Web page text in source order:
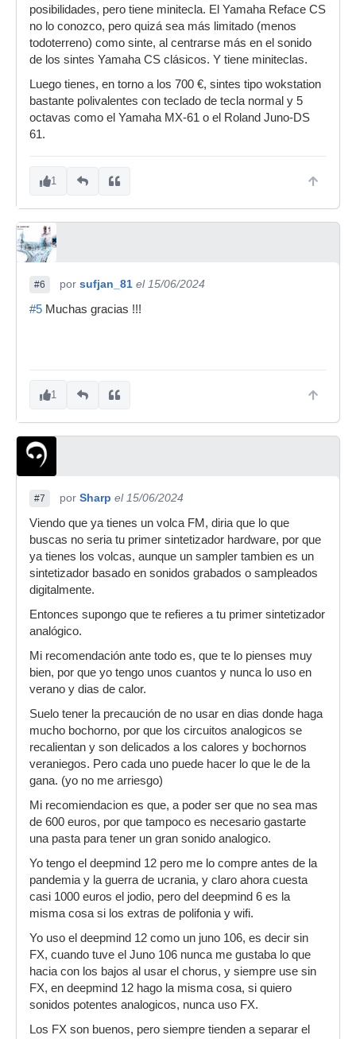
posibilidades, pero tiene minitecla. El Yamaha Reface CS
no lo conozco, pero quizá sea más limitado (menos
todoterreno) como sinte, al centrarse más en el sonido
de los sintes Yamaha CS clásicos. Y tiene miniteclas.
Luego tienes, en torno a los 700 €, sintes tipo wokstation
bastante polivalentes con teclado de tecla normal y 5
octavas como el Yamaha MX-61 o el Roland Juno-DS
61.
1
#6 por sufjan_81 el 15/06/2024
#5 Muchas gracias !!!
1
#7 por Sharp el 15/06/2024
Viendo que ya tienes un volca FM, diria que lo que
buscas no seria tu primer sintetizador hardware, por que
ya tienes los volcas, aunque un sampler tambien es un
sintetizador basado en sonidos grabados o sampleados
digitalmente.
Entonces supongo que te refieres a tu primer sintetizador
analógico.
Mi recomendación ante todo es, que te lo pienses muy
bien, por que yo tengo unos cuantos y nunca lo uso en
verano y dias de calor.
Suelo tener la precaución de no usar en dias donde haga
mucho bochorno, por que los circuitos analogicos se
recalientan y son delicados a los calores y bochornos
veraniegos. Pero cada uno puede hacer lo que le de la
gana. (yo no me arriesgo)
Mi recomiendacion es que, a poder ser que no sea mas
de 600 euros, por que tampoco es necesario gastarte
una pasta para tener un gran sonido analogico.
Yo tengo el deepmind 12 pero me lo compre antes de la
pandemia y la guerra de ucrania, y claro ahora cuesta
casi 1000 euros el jodio, pero del deepmind 6 es la
misma cosa si los extras de polifonia y wifi.
Yo uso el deepmind 12 como un juno 106, es decir sin
FX, cuando tuve el Juno 106 nunca me gustaba lo que
hacia con los bajos al usar el chorus, y siempre use sin
FX, en deepmind 12 hago la misma cosa, si quiero
sonidos potentes analogicos, nunca uso FX.
Los FX son buenos, pero siempre tienden a separar el